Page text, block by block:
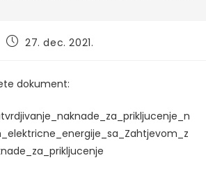
Post27. dec. 2021.
dokument: